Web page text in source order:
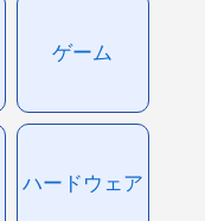
ゲーム
ハードウェア